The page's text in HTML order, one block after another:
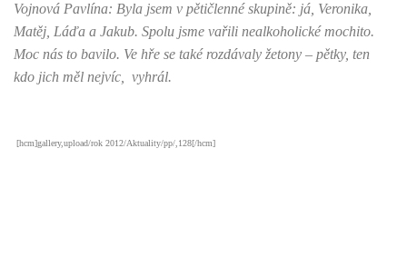
Vojnová Pavlína: Byla jsem v pětičlenné skupině: já, Veronika,
Matěj, Láďa a Jakub. Spolu jsme vařili nealkoholické mochito.
Moc nás to bavilo. Ve hře se také rozdávaly žetony – pětky, ten
kdo jich měl nejvíc, vyhrál.
[hcm]gallery,upload/rok 2012/Aktuality/pp/,128[/hcm]